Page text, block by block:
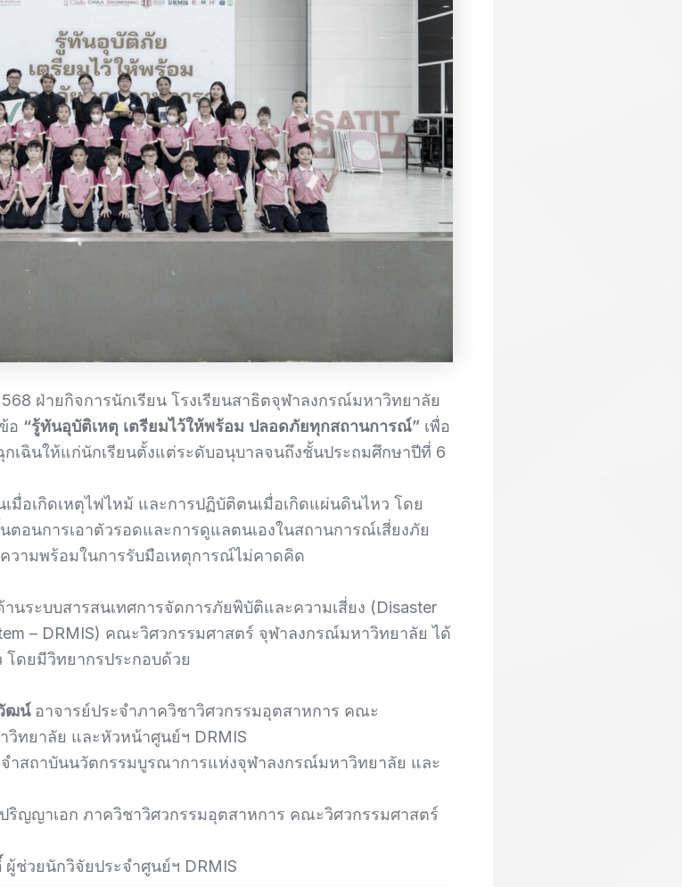
ฝ่ายกิจการนักเรียน โรงเรียนสาธิตจุฬาลงกรณ์มหาวิทยาลัย
อ “รู้ทันอุบัติเหตุ เตรียมไว้ให้พร้อม ปลอดภัยทุกสถานการณ์” เพื่อ
เฉินให้แก่นักเรียนตั้งแต่ระดับอนุบาลจนถึงชั้นประถมศึกษาปีที่ 6
มื่อเกิดเหตุไฟไหม้ และการปฏิบัติตนเมื่อเกิดแผ่นดินไหว โดย
ตอนการเอาตัวรอดและการดูแลตนเองในสถานการณ์เสี่ยงภัย
วามพร้อมในการรับมือเหตุการณ์ไม่คาดคิด
นระบบสารสนเทศการจัดการภัยพิบัติและความเสี่ยง (Disaster
– DRMIS) คณะวิศวกรรมศาสตร์ จุฬาลงกรณ์มหาวิทยาลัย ได้
โดยมีวิทยากรประกอบด้วย
ฒน์อาจารย์ประจำภาควิชาวิศวกรรมอุตสาหการ คณะ
ทยาลัย และหัวหน้าศูนย์ฯ DRMIS
จำสถาบันนวัตกรรมบูรณาการแห่งจุฬาลงกรณ์มหาวิทยาลัย และ
ริญญาเอก ภาควิชาวิศวกรรมอุตสาหการ คณะวิศวกรรมศาสตร์
ผู้ช่วยนักวิจัยประจำศูนย์ฯ DRMIS